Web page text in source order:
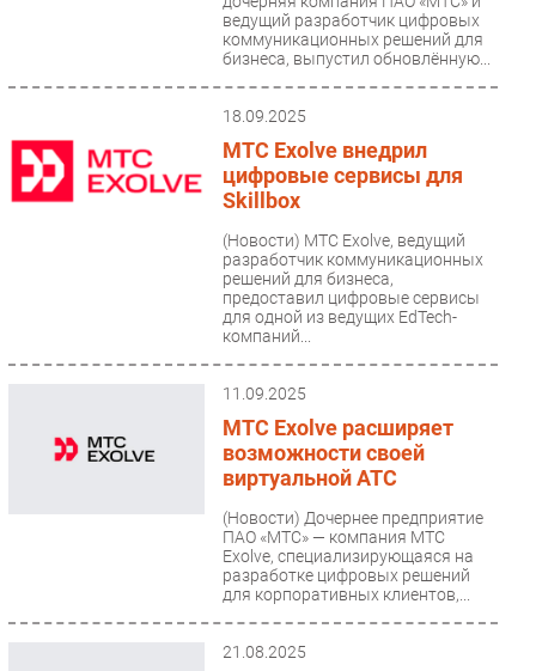
ведущий разработчик цифровых
коммуникационных решений для
бизнеса, выпустил обновлённую...
18.09.2025
МТС Exolve внедрил
цифровые сервисы для
Skillbox
(Новости) МТС Exolve, ведущий
разработчик коммуникационных
решений для бизнеса,
предоставил цифровые сервисы
для одной из ведущих EdTech-
компаний...
11.09.2025
МТС Exolve расширяет
возможности своей
виртуальной АТС
(Новости) Дочернее предприятие
ПАО «МТС» — компания МТС
Exolve, специализирующаяся на
разработке цифровых решений
для корпоративных клиентов,...
21.08.2025